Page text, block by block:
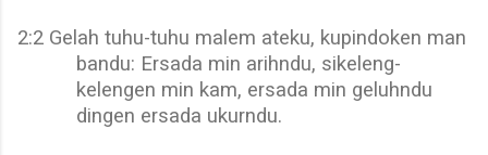
2:2 Gelah tuhu-tuhu malem ateku, kupindoken man
bandu: Ersada min arihndu, sikeleng-
kelengen min kam, ersada min geluhndu
dingen ersada ukurndu.